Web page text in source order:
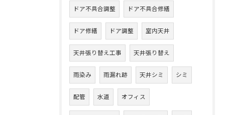
ドア不具合調整 ドア不具合修繕
ドア修繕 ドア調整 室内天井
天井張り替え工事 天井張り替え
雨染み 雨漏れ跡 天井シミ シミ
配管 水道 オフィス